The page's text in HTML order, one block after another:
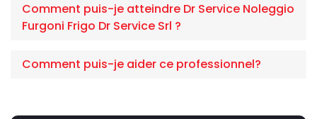
Comment puis-je atteindre Dr Service Noleggio
Furgoni Frigo Dr Service Srl ?
Comment puis-je aider ce professionnel?